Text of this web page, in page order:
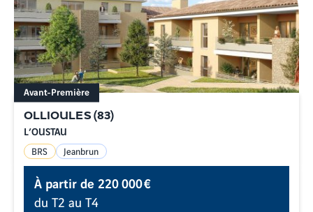
OLLIOULES(83)
L’OUSTAU
Avant-Première
BRS Jeanbrun
À partir de220 000 €
du T2 au T4